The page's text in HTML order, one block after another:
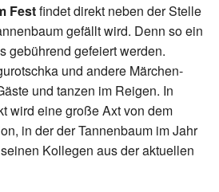
Festfindet direkt neben der Stelle
gefällt wird. Denn so ein
gebührend gefeiert werden.
und andere Märchen-
und tanzen im Reigen. In
wird eine große Axt von dem
in der der Tannenbaum im Jahr
Kollegen aus der aktuellen